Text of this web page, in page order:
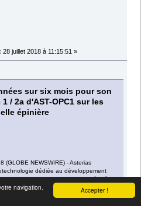
Accepter !
navigation.
28 juillet 2018 à 11:15:51 »
sur six mois pour son
/ 2a d'AST-OPC1 sur les
épinière
(GLOBE NEWSWIRE) - Asterias
dédiée au développement
maladies neurologiques associées à la
cellulaires pour traiter le cancer, a
de l'étude SCiStar Phase 1